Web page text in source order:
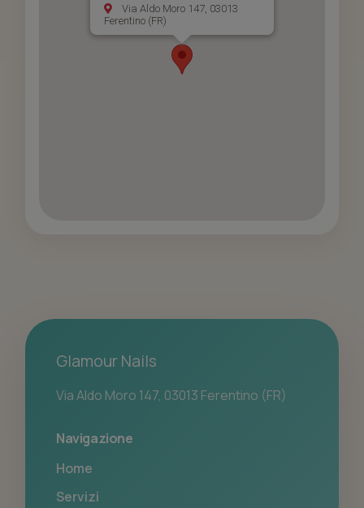
Via Aldo Moro 147, 03013
Ferentino (FR)
Glamour Nails
Via Aldo Moro 147, 03013 Ferentino (FR)
Navigazione
Home
Servizi